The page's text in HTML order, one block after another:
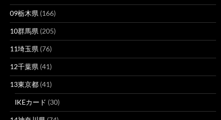
09栃木県 (166)
10群馬県 (205)
11埼玉県 (76)
12千葉県 (41)
13東京都 (41)
IKEカード (30)